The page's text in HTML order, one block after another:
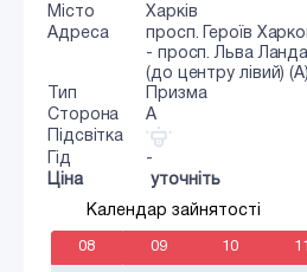
Місто
Харків
Адреса
просп. Героїв
- просп. Льва
(до центру лівий) (А)
Тип
Призма
Сторона
A
Підсвітка
Гід
-
Ціна
уточніть
Календар зайнятості
08 09 10 11